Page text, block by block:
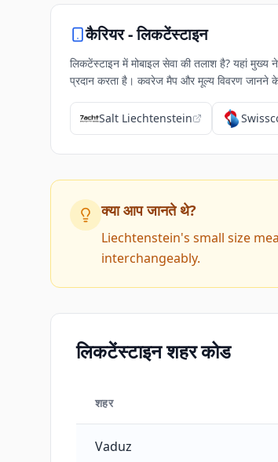
कैरियर -लिकटेंस्टाइन
लिकटेंस्टाइन में मोबाइल सेवा की तलाश है? यहां
प्रदान करता है। कवरेज मैप और मूल्य विवरण जानने
Salt Liechtenstein
क्या आप जानते थे?
Liechtenstein's small size
interchangeably.
लिकटेंस्टाइन शहर कोड
शहर
Vaduz